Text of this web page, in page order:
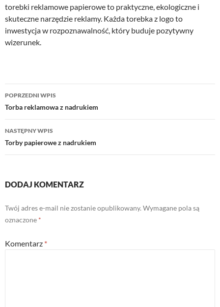
torebki reklamowe papierowe to praktyczne, ekologiczne i
skuteczne narzędzie reklamy. Każda torebka z logo to
inwestycja w rozpoznawalność, który buduje pozytywny
wizerunek.
Nawigacja
wpisu
POPRZEDNI WPIS
Torba reklamowa z nadrukiem
NASTĘPNY WPIS
Torby papierowe z nadrukiem
DODAJ KOMENTARZ
Twój adres e-mail nie zostanie opublikowany. Wymagane pola są
oznaczone *
Komentarz *